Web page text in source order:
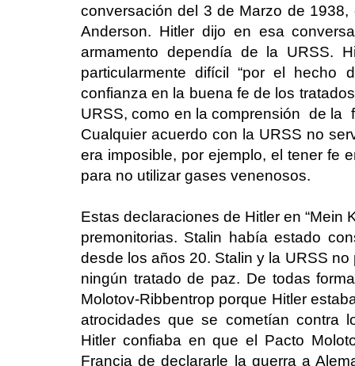
conversación del 3 de Marzo de
Anderson. Hitler dijo en esa
armamento dependía de la URSS.
particularmente difícil “por el hecho
confianza en la buena fe de los
URSS, como en la comprensión de la
Cualquier acuerdo con la URSS no
era imposible, por ejemplo, el tener fe
para no utilizar gases venenosos.
Estas declaraciones de Hitler en “Mein
premonitorias. Stalin había estado
desde los años 20. Stalin y la URSS
ningún tratado de paz. De todas
Molotov-Ribbentrop porque Hitler
atrocidades que se cometían contra
Hitler confiaba en que el Pacto
Francia de declararle la guerra a